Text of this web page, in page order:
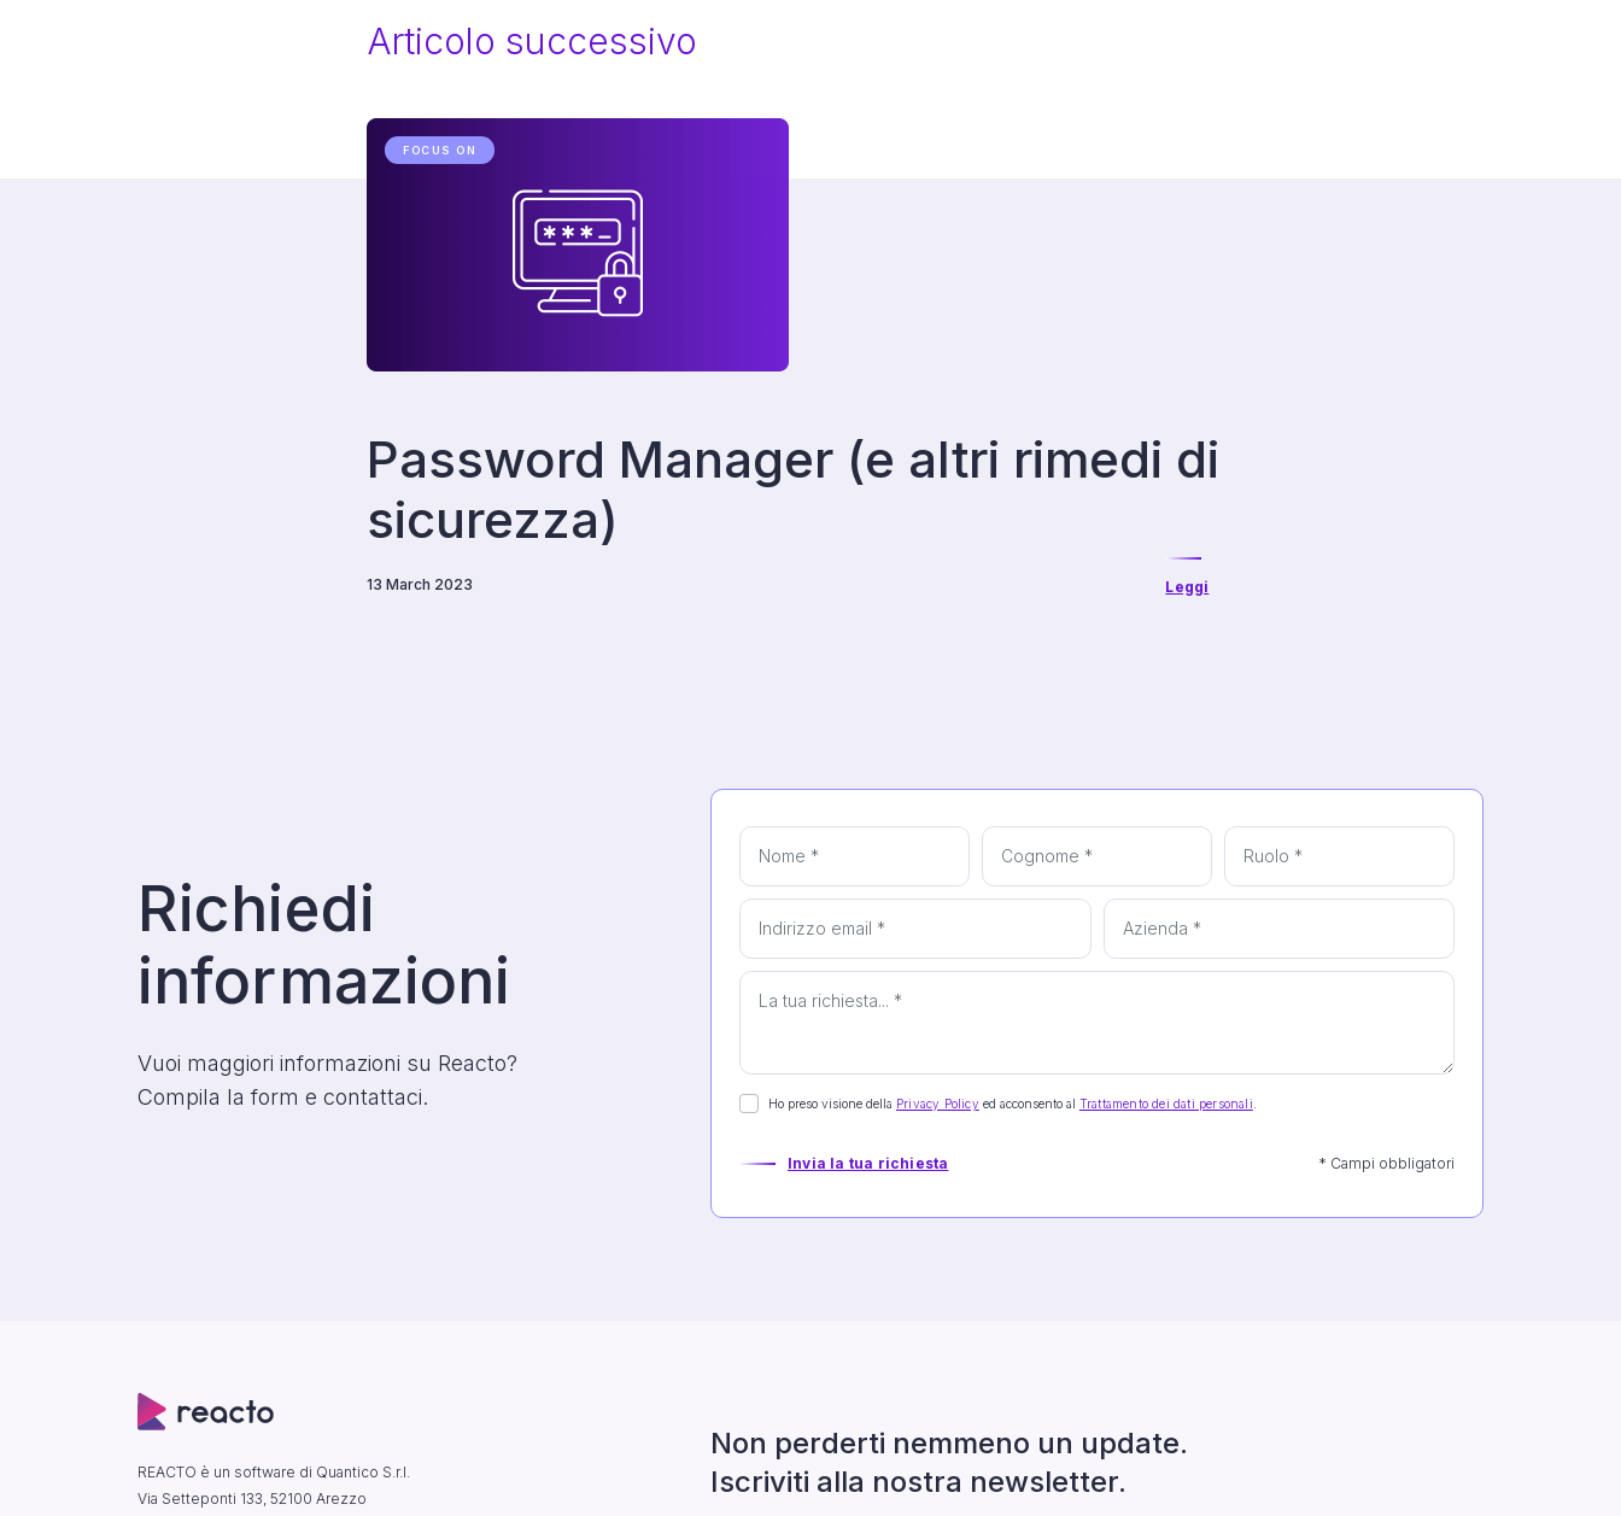
Articolo successivo
FOCUS ON
Password Manager (e altri rimedi di
sicurezza)
13 March 2023 Leggi
Richiedi
informazioni
Vuoi maggiori informazioni su Reacto?
Compila la form e contattaci.
Ho preso visione della Privacy Policy ed acconsento al Trattamento dei dati personali
Invia la tua richiesta * Campi obbligatori
REACTO è un software di Quantico S.r.l.
Via Setteponti 133, 52100 Arezzo
Non perderti nemmeno un update.
Iscriviti alla nostra newsletter.